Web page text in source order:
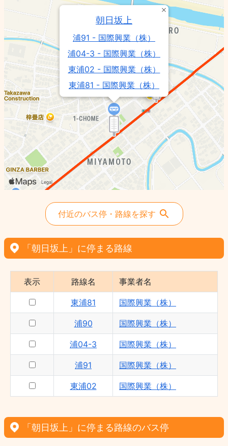
朝日坂上
浦91 - 国際興業（株）
浦04-3 - 国際興業（株）
東浦02 - 国際興業（株）
東浦81 - 国際興業（株）
浦90 - 国際興業（株）
付近のバス停・路線を探す
「朝日坂上」に停まる路線
表示 路線名 事業者名
東浦81 国際興業（株）
浦90 国際興業（株）
浦04-3 国際興業（株）
浦91 国際興業（株）
東浦02 国際興業（株）
「朝日坂上」に停まる路線のバス停